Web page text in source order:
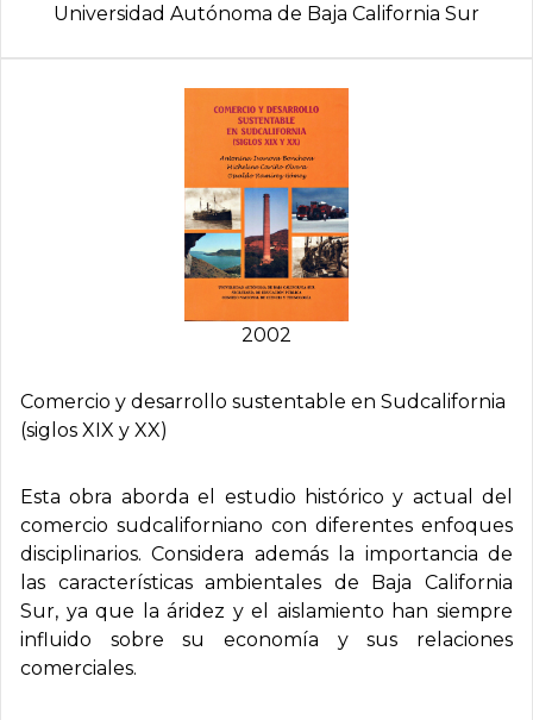
Universidad Autónoma de Baja California Sur
2002
Comercio y desarrollo sustentable en Sudcalifornia
(siglos XIX y XX)
Esta obra aborda el estudio histórico y actual del
comercio sudcaliforniano con diferentes enfoques
disciplinarios. Considera además la importancia de
las características ambientales de Baja California
Sur, ya que la áridez y el aislamiento han siempre
influido sobre su economía y sus relaciones
comerciales.